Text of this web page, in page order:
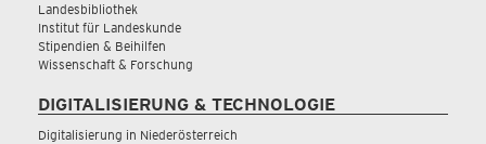
Landesbibliothek
Institut für Landeskunde
Stipendien & Beihilfen
Wissenschaft & Forschung
DIGITALISIERUNG & TECHNOLOGIE
Digitalisierung in Niederösterreich